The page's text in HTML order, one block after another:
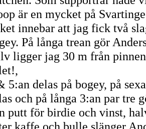
är en mycket på
innebar att jag fick två
På långa trean gör
ligger jag 30 m från
5:an delas på bogey, på
och på långa 3:an par tre
putt för birdie och vinst,
kaffe och bulle slänger